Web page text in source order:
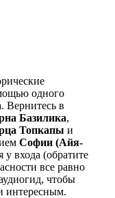
одного
Вернитесь в
Базилика,
Топкапы и
Софии (Айя-
входа (обратите
все равно
чтобы
интересным.